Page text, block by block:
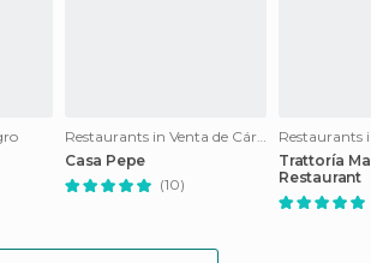
Restaurants in Venta de Cárdenas
Casa Pepe
(10)
Restaurants
Trattoría
Restaurant